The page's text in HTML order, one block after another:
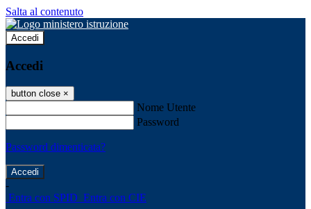
Salta al contenuto
Accedi
Accedi
button close ×
Nome Utente
Password
Password dimenticata?
-
Entra con SPID Entra con CIE